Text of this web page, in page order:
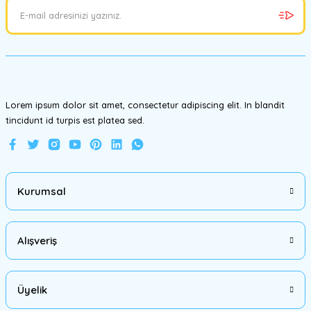
Ürün bilgilerinde hatalar bulunuyor.
Lorem ipsum dolor sit amet, consectetur adipiscing elit. In blandit
tincidunt id turpis est platea sed.
Kurumsal
Alışveriş
Üyelik